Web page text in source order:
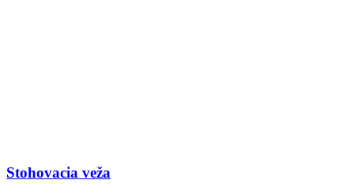
Stohovacia veža